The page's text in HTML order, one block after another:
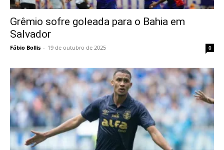
Grêmio sofre goleada para o Bahia em
Salvador
Fábio Bollis - 19 de outubro de 2025 0